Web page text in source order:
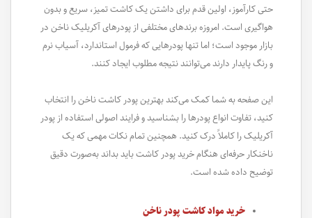
حتی کارآموز، اولین قدم برای داشتن یک کاشت تمیز، سریع و بدون
هواگیری است. امروزه برندهای مختلفی از پودرهای آکریلیک ناخن در
بازار موجود است؛ اما تنها پودرهایی که فرمول استاندارد، آسیاب نرم
و رنگ پایدار دارند می‌توانند نتیجه مطلوب ایجاد کنند.
این صفحه به شما کمک می‌کند بهترین پودر کاشت ناخن را انتخاب
کنید، تفاوت انواع پودرها را بشناسید و فرایند اصولی استفاده از پودر
آکریلیک را کاملاً درک کنید. همچنین تمام نکات مهمی که یک
ناخنکار حرفه‌ای هنگام خرید پودر کاشت باید بداند به‌صورت دقیق
توضیح داده شده است.
خرید مواد کاشت پودر ناخن